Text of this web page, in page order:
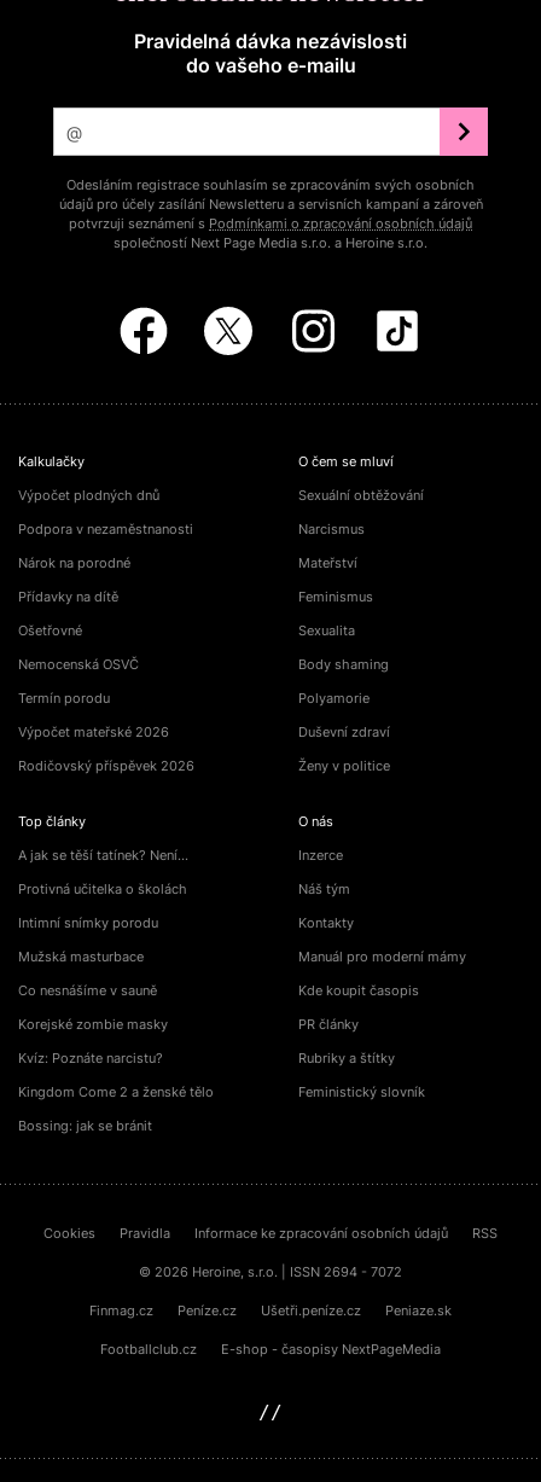
Pravidelná dávka nezávislosti
do vašeho e‑mailu
Odesláním registrace souhlasím se zpracováním svých osobních
údajů pro účely zasílání Newsletteru a servisních kampaní a zároveň
potvrzuji seznámení s Podmínkami o zpracování osobních údajů
společností Next Page Media s.r.o. a Heroine s.r.o.
Kalkulačky
Výpočet plodných dnů
Podpora v nezaměstnanosti
Nárok na porodné
Přídavky na dítě
Ošetřovné
Nemocenská OSVČ
Termín porodu
Výpočet mateřské 2026
Rodičovský příspěvek 2026
Top články
A jak se těší tatínek? Není…
Protivná učitelka o školách
Intimní snímky porodu
Mužská masturbace
Co nesnášíme v sauně
Korejské zombie masky
Kvíz: Poznáte narcistu?
Kingdom Come 2 a ženské tělo
Bossing: jak se bránit
O čem se mluví
Sexuální obtěžování
Narcismus
Mateřství
Feminismus
Sexualita
Body shaming
Polyamorie
Duševní zdraví
Ženy v politice
O nás
Inzerce
Náš tým
Kontakty
Manuál pro moderní mámy
Kde koupit časopis
PR články
Rubriky a štítky
Feministický slovník
Cookies Pravidla Informace ke zpracování osobních údajů RSS
© 2026 Heroine, s.r.o. | ISSN 2694 - 7072
Finmag.cz Peníze.cz Ušetři.peníze.cz Peniaze.sk
Footballclub.cz E-shop - časopisy NextPageMedia